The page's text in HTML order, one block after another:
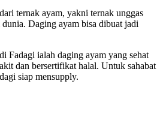
ternak ayam, yakni ternak unggas
Daging ayam bisa dibuat jadi
Fadagi ialah daging ayam yang sehat
dan bersertifikat halal. Untuk sahabat
siap mensupply.